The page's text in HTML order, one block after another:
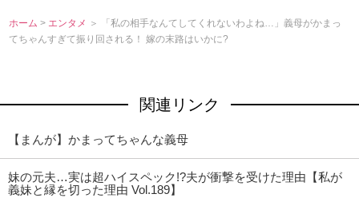
ホーム > エンタメ ＞ 「私の相手なんてしてくれないわよね…」義母がかまっ
てちゃんすぎて振り回される！ 嫁の末路はいかに?
関連リンク
【まんが】かまってちゃんな義母
妹の元夫…実は超ハイスペック!?夫が衝撃を受けた理由【私が
義妹と縁を切った理由 Vol.189】